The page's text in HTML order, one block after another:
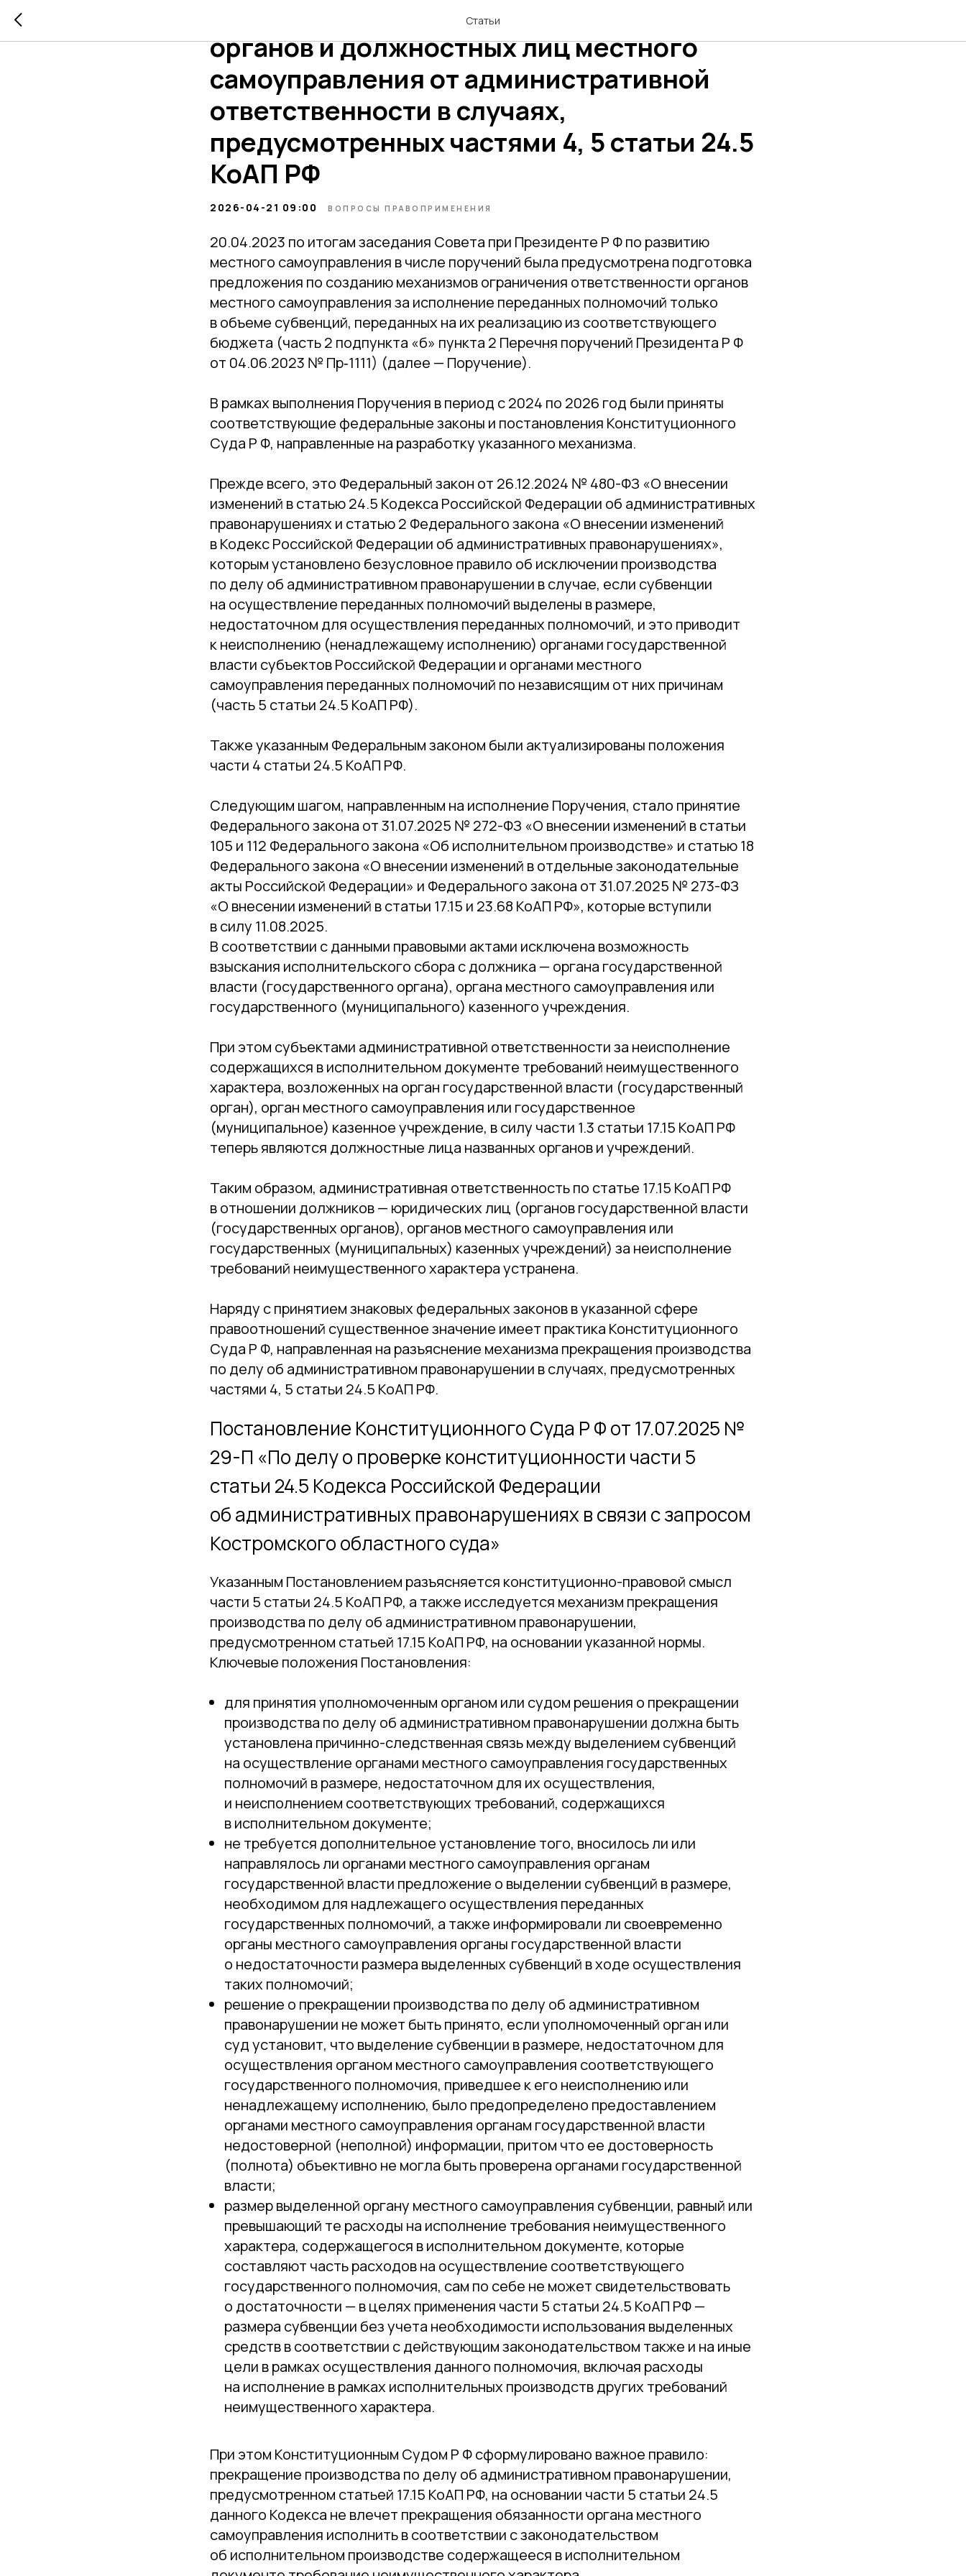
Статьи
Правовые механизмы освобождения
органов и должностных лиц местного
самоуправления от административной
ответственности в случаях,
предусмотренных частями 4, 5 статьи 24.5
КоАП РФ
2026-04-21 09:00 ВОПРОСЫ ПРАВОПРИМЕНЕНИЯ
20.04.2023 по итогам заседания Совета при Президенте Р Ф по развитию
местного самоуправления в числе поручений была предусмотрена подготовка
предложения по созданию механизмов ограничения ответственности органов
местного самоуправления за исполнение переданных полномочий только
в объеме субвенций, переданных на их реализацию из соответствующего
бюджета (часть 2 подпункта «б» пункта 2 Перечня поручений Президента Р Ф
от 04.06.2023 № Пр‑1111) (далее — Поручение).
В рамках выполнения Поручения в период с 2024 по 2026 год были приняты
соответствующие федеральные законы и постановления Конституционного
Суда Р Ф, направленные на разработку указанного механизма.
Прежде всего, это Федеральный закон от 26.12.2024 № 480-ФЗ «О внесении
изменений в статью 24.5 Кодекса Российской Федерации об административных
правонарушениях и статью 2 Федерального закона «О внесении изменений
в Кодекс Российской Федерации об административных правонарушениях»,
которым установлено безусловное правило об исключении производства
по делу об административном правонарушении в случае, если субвенции
на осуществление переданных полномочий выделены в размере,
недостаточном для осуществления переданных полномочий, и это приводит
к неисполнению (ненадлежащему исполнению) органами государственной
власти субъектов Российской Федерации и органами местного
самоуправления переданных полномочий по независящим от них причинам
(часть 5 статьи 24.5 КоАП РФ).
Также указанным Федеральным законом были актуализированы положения
части 4 статьи 24.5 КоАП РФ.
Следующим шагом, направленным на исполнение Поручения, стало принятие
Федерального закона от 31.07.2025 № 272-ФЗ «О внесении изменений в статьи
105 и 112 Федерального закона «Об исполнительном производстве» и статью 18
Федерального закона «О внесении изменений в отдельные законодательные
акты Российской Федерации» и Федерального закона от 31.07.2025 № 273-ФЗ
«О внесении изменений в статьи 17.15 и 23.68 КоАП РФ», которые вступили
в силу 11.08.2025.
В соответствии с данными правовыми актами исключена возможность
взыскания исполнительского сбора с должника — органа государственной
власти (государственного органа), органа местного самоуправления или
государственного (муниципального) казенного учреждения.
При этом субъектами административной ответственности за неисполнение
содержащихся в исполнительном документе требований неимущественного
характера, возложенных на орган государственной власти (государственный
орган), орган местного самоуправления или государственное
(муниципальное) казенное учреждение, в силу части 1.3 статьи 17.15 КоАП РФ
теперь являются должностные лица названных органов и учреждений.
Таким образом, административная ответственность по статье 17.15 КоАП РФ
в отношении должников — юридических лиц (органов государственной власти
(государственных органов), органов местного самоуправления или
государственных (муниципальных) казенных учреждений) за неисполнение
требований неимущественного характера устранена.
Наряду с принятием знаковых федеральных законов в указанной сфере
правоотношений существенное значение имеет практика Конституционного
Суда Р Ф, направленная на разъяснение механизма прекращения производства
по делу об административном правонарушении в случаях, предусмотренных
частями 4, 5 статьи 24.5 КоАП РФ.
Постановление Конституционного Суда Р Ф от 17.07.2025 №
29-П «По делу о проверке конституционности части 5
статьи 24.5 Кодекса Российской Федерации
об административных правонарушениях в связи с запросом
Костромского областного суда»
Указанным Постановлением разъясняется конституционно-­правовой смысл
части 5 статьи 24.5 КоАП РФ, а также исследуется механизм прекращения
производства по делу об административном правонарушении,
предусмотренном статьей 17.15 КоАП РФ, на основании указанной нормы.
Ключевые положения Постановления:
для принятия уполномоченным органом или судом решения о прекращении
производства по делу об административном правонарушении должна быть
установлена причинно-­следственная связь между выделением субвенций
на осуществление органами местного самоуправления государственных
полномочий в размере, недостаточном для их осуществления,
и неисполнением соответствующих требований, содержащихся
в исполнительном документе;
не требуется дополнительное установление того, вносилось ли или
направлялось ли органами местного самоуправления органам
государственной власти предложение о выделении субвенций в размере,
необходимом для надлежащего осуществления переданных
государственных полномочий, а также информировали ли своевременно
органы местного самоуправления органы государственной власти
о недостаточности размера выделенных субвенций в ходе осуществления
таких полномочий;
решение о прекращении производства по делу об административном
правонарушении не может быть принято, если уполномоченный орган или
суд установит, что выделение субвенции в размере, недостаточном для
осуществления органом местного самоуправления соответствующего
государственного полномочия, приведшее к его неисполнению или
ненадлежащему исполнению, было предопределено предоставлением
органами местного самоуправления органам государственной власти
недостоверной (неполной) информации, притом что ее достоверность
(полнота) объективно не могла быть проверена органами государственной
власти;
размер выделенной органу местного самоуправления субвенции, равный или
превышающий те расходы на исполнение требования неимущественного
характера, содержащегося в исполнительном документе, которые
составляют часть расходов на осуществление соответствующего
государственного полномочия, сам по себе не может свидетельствовать
о достаточности — в целях применения части 5 статьи 24.5 КоАП РФ —
размера субвенции без учета необходимости использования выделенных
средств в соответствии с действующим законодательством также и на иные
цели в рамках осуществления данного полномочия, включая расходы
на исполнение в рамках исполнительных производств других требований
неимущественного характера.
При этом Конституционным Судом Р Ф сформулировано важное правило:
прекращение производства по делу об административном правонарушении,
предусмотренном статьей 17.15 КоАП РФ, на основании части 5 статьи 24.5
данного Кодекса не влечет прекращения обязанности органа местного
самоуправления исполнить в соответствии с законодательством
об исполнительном производстве содержащееся в исполнительном